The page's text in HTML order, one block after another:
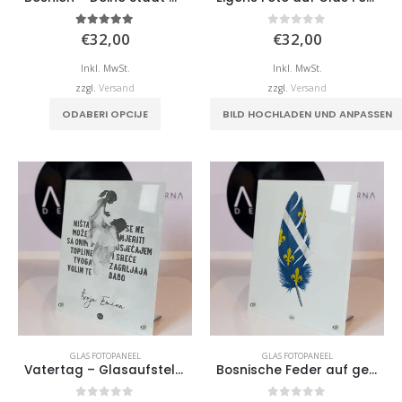
5.00von 5
€32,00
Inkl. MwSt.
zzgl. Versand
ODABERI OPCIJE
0von 5
€32,00
Inkl. MwSt.
zzgl. Versand
BILD HOCHLADEN UND ANPASSEN
GLAS FOTOPANEEL
Vatertag – Glasaufsteller
GLAS FOTOPANEEL
Bosnische Feder auf gehärtetem Glas